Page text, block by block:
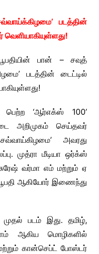
படத்தின்
பான் – சவுத்
படத்தின் டைட்டில்
பெற்ற ‘ஆர்எக்ஸ் 100’
அறிமுகம் செய்தவர்
அவரது
முத்ரா மீடியா ஒர்க்ஸ்
வர்மா எம் மற்றும் ஏ
ஆகியோர் இணைந்து
முதல் படம் இது. தமிழ்,
ஆகிய மொழிகளில்
கான்செப்ட் போஸ்டர்